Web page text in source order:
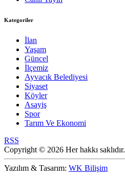
Kategoriler
İlan
Yaşam
Güncel
İlçemiz
Ayvacık Belediyesi
Siyaset
Köyler
Asayiş
Spor
Tarım Ve Ekonomi
RSS
Copyright © 2026 Her hakkı saklıdır.
Yazılım & Tasarım: WK Bilişim